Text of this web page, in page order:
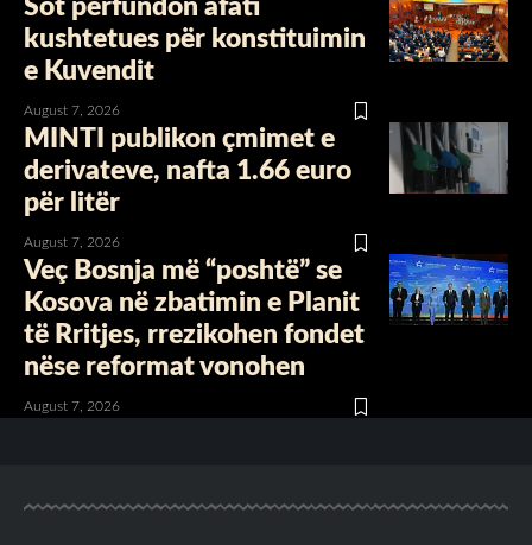
Sot përfundon afati
kushtetues për konstituimin
e Kuvendit
August 7, 2026
MINTI publikon çmimet e
derivateve, nafta 1.66 euro
për litër
August 7, 2026
Veç Bosnja më “poshtë” se
Kosova në zbatimin e Planit
të Rritjes, rrezikohen fondet
nëse reformat vonohen
August 7, 2026